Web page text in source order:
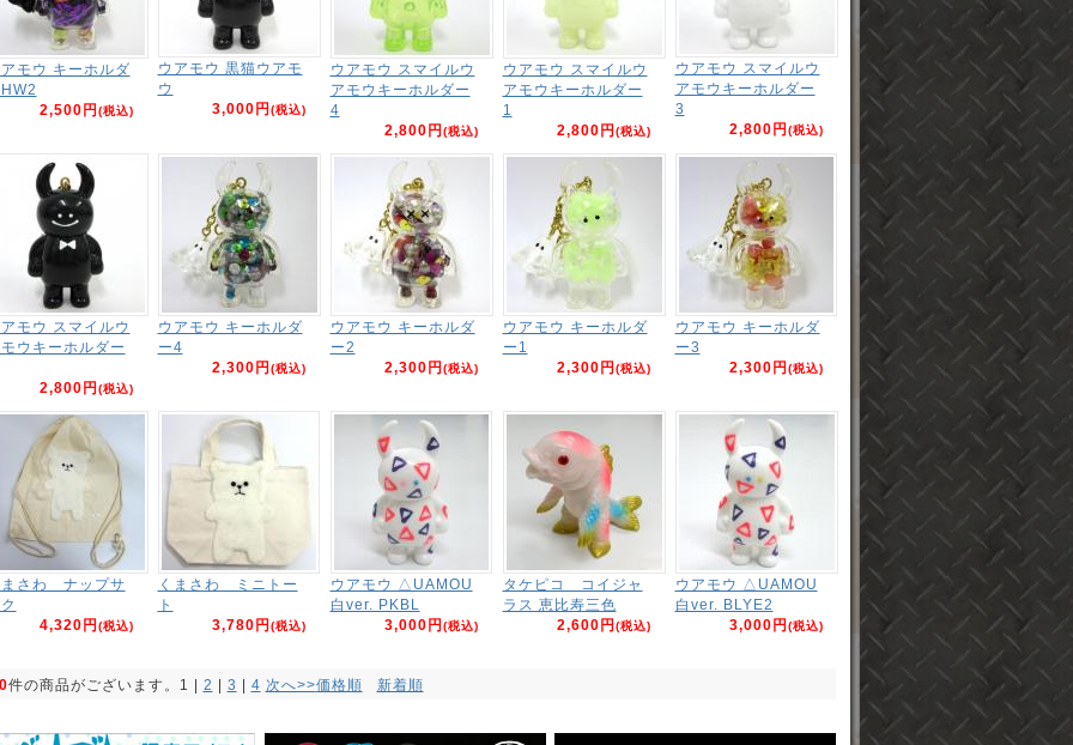
モウ キーホルダ
2,500円 (税込)
ウアモウ 黒猫ウアモ
ウ
3,000円 (税込)
ウアモウ スマイルウ
アモウキーホルダー
4
2,800円 (税込)
ウアモウ スマイルウ
アモウキーホルダー
1
2,800円 (税込)
ウアモウ スマイルウ
アモウキーホルダー
3
2,800円 (税込)
モウ スマイルウ
ウキーホルダー
2,800円 (税込)
ウアモウ キーホルダ
ー4
2,300円 (税込)
ウアモウ キーホルダ
ー2
2,300円 (税込)
ウアモウ キーホルダ
ー1
2,300円 (税込)
ウアモウ キーホルダ
ー3
2,300円 (税込)
さわ ナップサ
4,320円 (税込)
くまさわ ミニトー
ト
3,780円 (税込)
ウアモウ △UAMOU
白ver. PKBL
3,000円 (税込)
タケピコ コイジャ
ラス 恵比寿三色
2,600円 (税込)
ウアモウ △UAMOU
白ver. BLYE2
3,000円 (税込)
件の商品がございます。 1 2 3 4 次へ>>価格順 新着順